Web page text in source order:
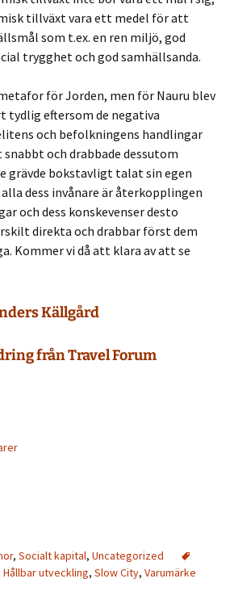
tillväxt vara ett medel för att
som t.ex. en ren miljö, god
trygghet och god samhällsanda.
för Jorden, men för Nauru blev
tydlig eftersom de negativa
och befolkningens handlingar
och drabbade dessutom
grävde bokstavligt talat sin egen
dess invånare är återkopplingen
och dess konskevenser desto
direkta och drabbar först dem
Kommer vi då att klara av att se
Källgård
från Travel Forum
, Socialt kapital, Uncategorized
Hållbar utveckling, Slow City, Varumärke